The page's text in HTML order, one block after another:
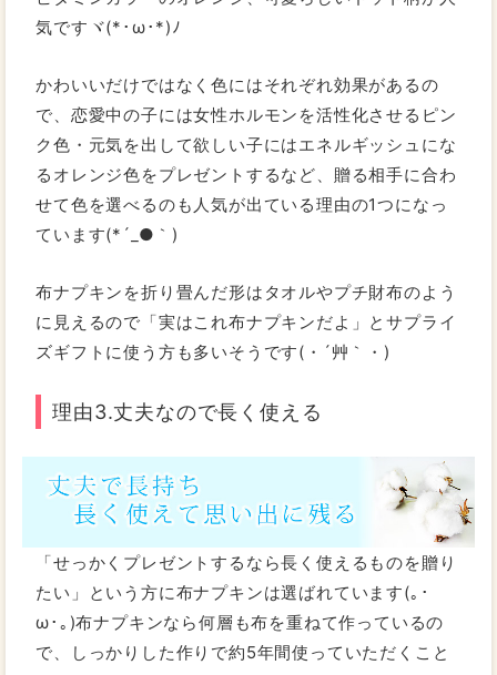
気ですヾ(*･ω･*)ﾉ
かわいいだけではなく色にはそれぞれ効果があるの
で、恋愛中の子には女性ホルモンを活性化させるピン
ク色・元気を出して欲しい子にはエネルギッシュにな
るオレンジ色をプレゼントするなど、贈る相手に合わ
せて色を選べるのも人気が出ている理由の1つになっ
ています(*´_●｀)
布ナプキンを折り畳んだ形はタオルやプチ財布のよう
に見えるので「実はこれ布ナプキンだよ」とサプライ
ズギフトに使う方も多いそうです(・´艸｀・)
理由3.丈夫なので長く使える
「せっかくプレゼントするなら長く使えるものを贈り
たい」という方に布ナプキンは選ばれています(｡･
ω･｡)布ナプキンなら何層も布を重ねて作っているの
で、しっかりした作りで約5年間使っていただくこと